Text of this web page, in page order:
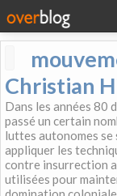
Christian
Dans les années 80
passé un certain
luttes autonomes se
appliquer les
contre insurrection
utilisées pour